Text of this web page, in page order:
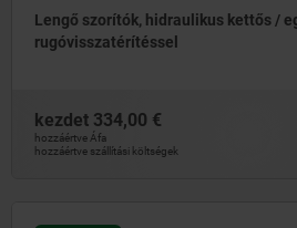
Lengő szorítók, hidraulikus kettős /
rugóvisszatérítéssel
kezdet 334,00 €
hozzáértve Áfa
hozzáértve szállítási költségek